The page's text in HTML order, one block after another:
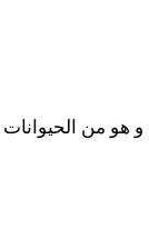
الأسم هو كبير الحجم و هو من الحيوانات